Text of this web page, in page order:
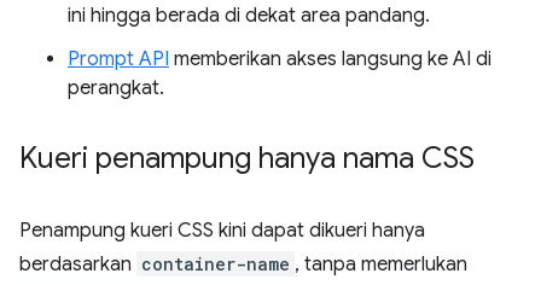
ini hingga berada di dekat area pandang.
Prompt API memberikan akses langsung ke AI di
perangkat.
Kueri penampung hanya nama CSS
Penampung kueri CSS kini dapat dikueri hanya
berdasarkan container-name , tanpa memerlukan